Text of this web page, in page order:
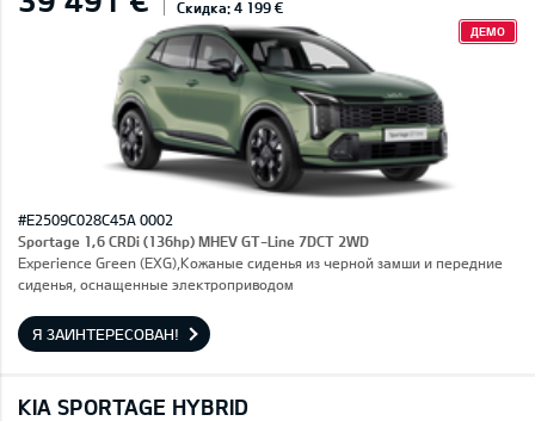
Скидка: 4 199 €
ДЕМО
#E2509C028C45A 0002
Sportage 1,6 CRDi (136hp) MHEV GT-Line 7DCT 2WD
Experience Green (EXG),Кожаные сиденья из черной замши и передние
сиденья, оснащенные электроприводом
Я ЗАИНТЕРЕСОВАН!
KIA SPORTAGE HYBRID